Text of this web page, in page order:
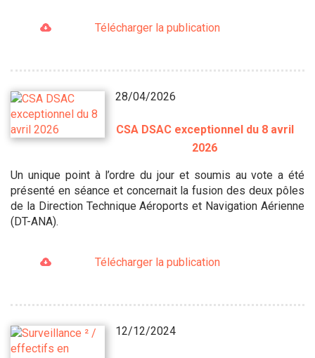
Télécharger la publication
28/04/2026
CSA DSAC exceptionnel du 8 avril
2026
Un unique point à l’ordre du jour et soumis au vote a été
présenté en séance et concernait la fusion des deux pôles
de la Direction Technique Aéroports et Navigation Aérienne
(DT-ANA).
Télécharger la publication
12/12/2024